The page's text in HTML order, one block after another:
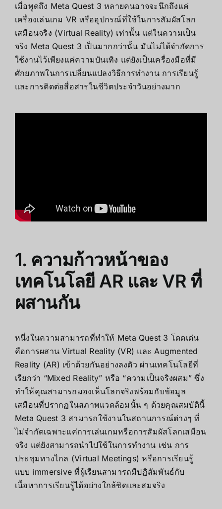
เมื่อพูดถึง Meta Quest 3 หลายคนอาจจะนึกถึงแค่
เครื่องเล่นเกม VR หรืออุปกรณ์ที่ใช้ในการสัมผัสโลก
เสมือนจริง (Virtual Reality) เท่านั้น แต่ในความเป็น
จริง Meta Quest 3 เป็นมากกว่านั้น มันไม่ได้จำกัดการ
ใช้งานไว้เพียงแค่ความบันเทิง แต่ยังเป็นเครื่องมือที่มี
ศักยภาพในการเปลี่ยนแปลงวิธีการทำงาน การเรียนรู้
และการติดต่อสื่อสารในชีวิตประจำวันอย่างมาก
1. ความก้าวหน้าของ
เทคโนโลยี AR และ VR ที่
ผสานกัน
หนึ่งในความสามารถที่ทำให้ Meta Quest 3 โดดเด่น
คือการผสาน Virtual Reality (VR) และ Augmented
Reality (AR) เข้าด้วยกันอย่างลงตัว ผ่านเทคโนโลยีที่
เรียกว่า “Mixed Reality” หรือ “ความเป็นจริงผสม” ซึ่ง
ทำให้คุณสามารถมองเห็นโลกจริงพร้อมกับข้อมูล
เสมือนที่ปรากฏในสภาพแวดล้อมนั้น ๆ ด้วยคุณสมบัตินี้
Meta Quest 3 สามารถใช้งานในสถานการณ์ต่างๆ ที่
ไม่จำกัดเฉพาะแค่การเล่นเกมหรือการสัมผัสโลกเสมือน
จริง แต่ยังสามารถนำไปใช้ในการทำงาน เช่น การ
ประชุมทางไกล (Virtual Meetings) หรือการเรียนรู้
แบบ immersive ที่ผู้เรียนสามารถมีปฏิสัมพันธ์กับ
เนื้อหาการเรียนรู้ได้อย่างใกล้ชิดและสมจริง